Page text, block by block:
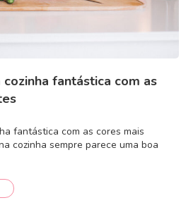
fantástica com as
fantástica com as cores mais
cozinha sempre parece uma boa